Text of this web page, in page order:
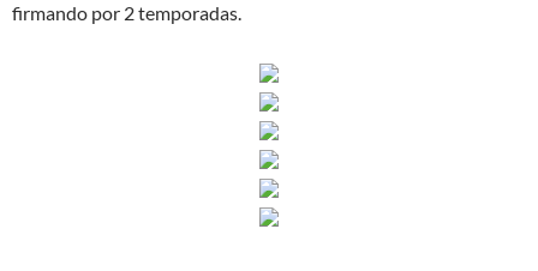
firmando por 2 temporadas.